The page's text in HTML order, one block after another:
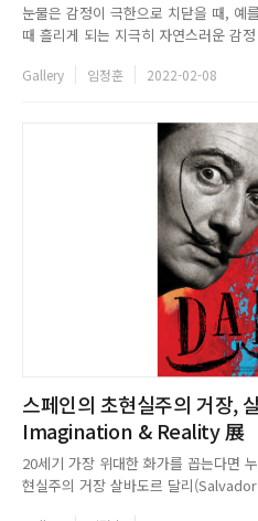
눈물은 감정이 극한으로 치닫을 때, 예
때 흘리게 되는 지극히 자연스러운 감
연루되어 언론의집중적인 주목을 받으
Gallery 임정훈 2022-02-08
스페인의 초현실주의 거장,
Imagination & Reality 展
20세기 가장 위대한 화가를 꼽는다면
현실주의 거장 살바도르 달리